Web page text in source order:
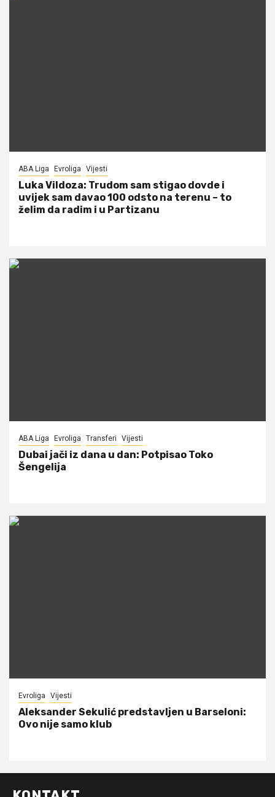
ABA Liga Evroliga Vijesti
Luka Vildoza: Trudom sam stigao dovde i
uvijek sam davao 100 odsto na terenu – to
želim da radim i u Partizanu
ABA Liga Evroliga Transferi Vijesti
Dubai jači iz dana u dan: Potpisao Toko
Šengelija
Evroliga Vijesti
Aleksander Sekulić predstavljen u Barseloni:
Ovo nije samo klub